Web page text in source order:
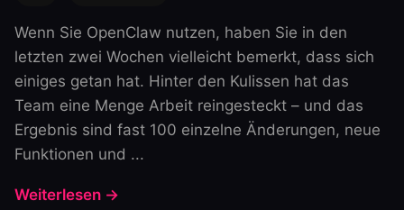
Wenn Sie OpenClaw nutzen, haben Sie in den
letzten zwei Wochen vielleicht bemerkt, dass sich
einiges getan hat. Hinter den Kulissen hat das
Team eine Menge Arbeit reingesteckt – und das
Ergebnis sind fast 100 einzelne Änderungen, neue
Funktionen und ...
Weiterlesen →